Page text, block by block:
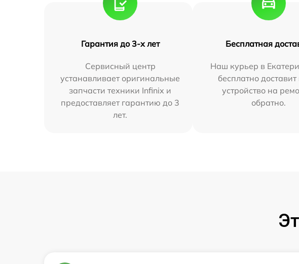
Гарантия до 3-х лет
Сервисный центр
устанавливает оригинальные
запчасти техники Infinix и
предоставляет гарантию до 3
лет.
Бесплатная
Наш курьер в
бесплатно
устройство на
обратно.